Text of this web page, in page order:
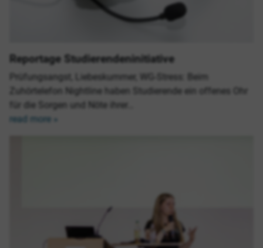
Reportage Studierendeninitiative
Prüfungsangst, Liebeskummer, WG-Stress: Beim
Zuhörtelefon Nightline haben Studierende ein offenes Ohr
für die Sorgen und Nöte ihrer…
read more »